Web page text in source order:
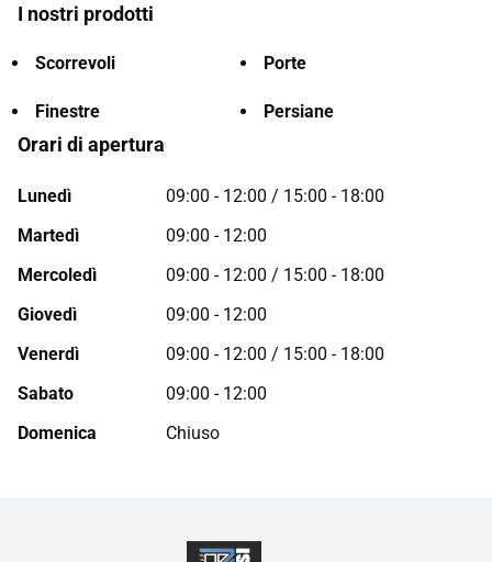
I nostri prodotti
Scorrevoli Porte
Finestre Persiane
Orari di apertura
Lunedì
09:00 - 12:00 / 15:00 - 18:00
Martedì
09:00 - 12:00
Mercoledì
09:00 - 12:00 / 15:00 - 18:00
Giovedì
09:00 - 12:00
Venerdì
09:00 - 12:00 / 15:00 - 18:00
Sabato
09:00 - 12:00
Domenica
Chiuso